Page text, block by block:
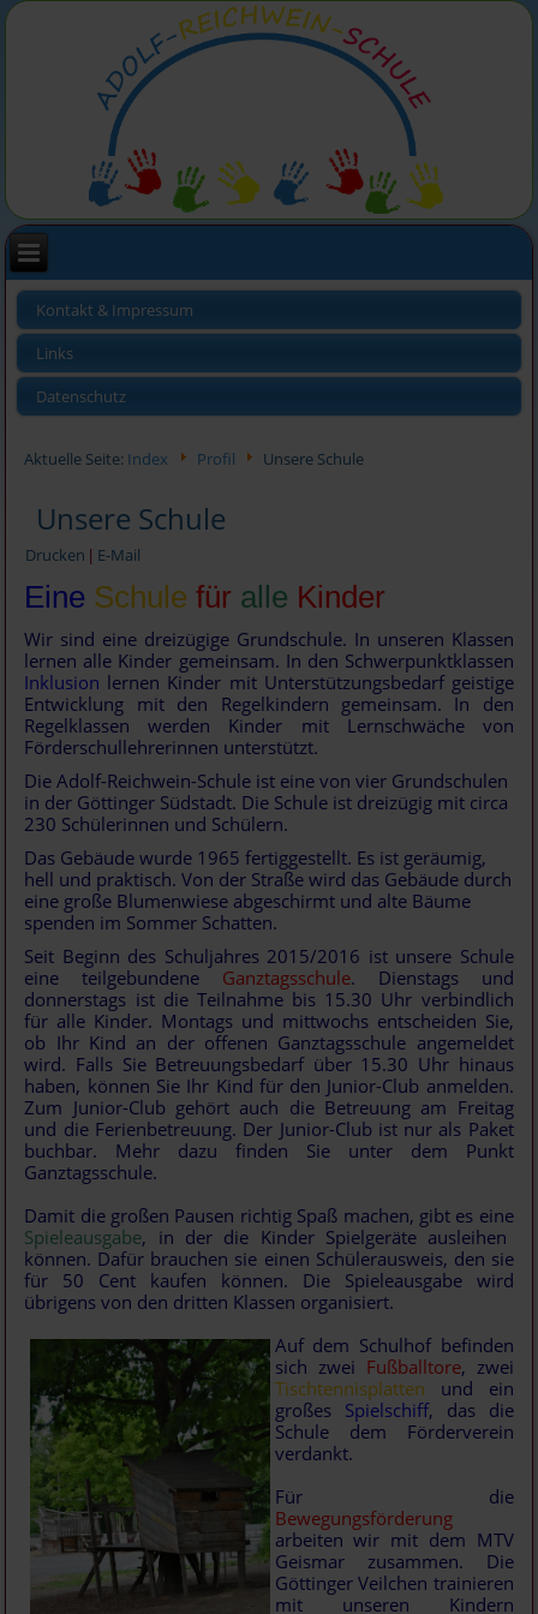
Kontakt & Impressum
Links
Datenschutz
Aktuelle Seite: Index Profil Unsere Schule
Unsere Schule
Drucken | E-Mail
Eine Schule für alle Kinder
Wir sind eine dreizügige Grundschule. In unseren Klassen
lernen alle Kinder gemeinsam. In den Schwerpunktklassen
Inklusion lernen Kinder mit Unterstützungsbedarf geistige
Entwicklung mit den Regelkindern gemeinsam. In den
Regelklassen werden Kinder mit Lernschwäche von
Förderschullehrerinnen unterstützt.
Die Adolf-Reichwein-Schule ist eine von vier Grundschulen
in der Göttinger Südstadt. Die Schule ist dreizügig mit circa
230 Schülerinnen und Schülern.
Das Gebäude wurde 1965 fertiggestellt. Es ist geräumig,
hell und praktisch. Von der Straße wird das Gebäude durch
eine große Blumenwiese abgeschirmt und alte Bäume
spenden im Sommer Schatten.
Seit Beginn des Schuljahres 2015/2016 ist unsere Schule
eine teilgebundene Ganztagsschule. Dienstags und
donnerstags ist die Teilnahme bis 15.30 Uhr verbindlich
für alle Kinder. Montags und mittwochs entscheiden Sie,
ob Ihr Kind an der offenen Ganztagsschule angemeldet
wird. Falls Sie Betreuungsbedarf über 15.30 Uhr hinaus
haben, können Sie Ihr Kind für den Junior-Club anmelden.
Zum Junior-Club gehört auch die Betreuung am Freitag
und die Ferienbetreuung. Der Junior-Club ist nur als Paket
buchbar. Mehr dazu finden Sie unter dem Punkt
Ganztagsschule.
Damit die großen Pausen richtig Spaß machen, gibt es eine
Spieleausgabe, in der die Kinder Spielgeräte ausleihen
können. Dafür brauchen sie einen Schülerausweis, den sie
für 50 Cent kaufen können. Die Spieleausgabe wird
übrigens von den dritten Klassen organisiert.
Auf dem Schulhof befinden
sich zwei Fußballtore, zwei
Tischtennisplatten und ein
großes Spielschiff, das die
Schule dem Förderverein
verdankt.
Für die
Bewegungsförderung
arbeiten wir mit dem MTV
Geismar zusammen. Die
Göttinger Veilchen trainieren
mit unseren Kindern